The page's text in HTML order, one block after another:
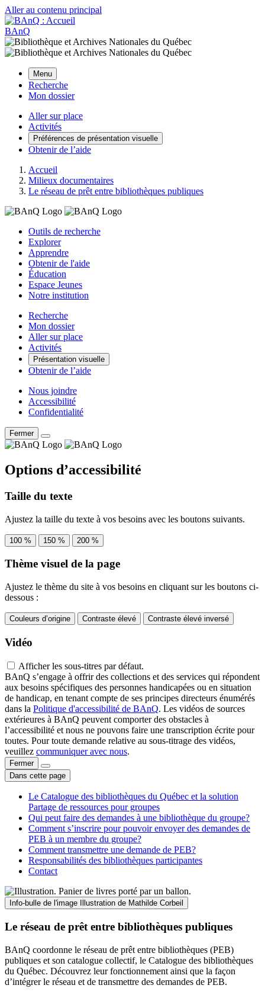
Aller au contenu principal
BAnQ
Menu
Recherche
Mon dossier
Aller sur place
Activités
Préférences de présentation visuelle
Obtenir de l’aide
Accueil
Milieux documentaires
Le réseau de prêt entre bibliothèques publiques
Outils de recherche
Explorer
Apprendre
Obtenir de l'aide
Éducation
Espace Jeunes
Notre institution
Recherche
Mon dossier
Aller sur place
Activités
Présentation visuelle
Obtenir de l’aide
Nous joindre
Accessibilité
Confidentialité
Fermer
Options d’accessibilité
Taille du texte
Ajustez la taille du texte à vos besoins avec les boutons suivants.
100 % 150 % 200 %
Thème visuel de la page
Ajustez le thème du site à vos besoins en cliquant sur les boutons ci-
dessous :
Couleurs d’origine Contraste élevé Contraste élevé inversé
Vidéo
Afficher les sous-titres par défaut.
BAnQ s’engage à offrir des collections et des services qui répondent
aux besoins spécifiques des personnes handicapées ou en situation
de handicap, en tenant compte de ses principes directeurs énumérés
dans la Politique d'accessibilité de BAnQ. Les vidéos de sources
extérieures à BAnQ peuvent comporter des obstacles à
l’accessibilité et nous ne pouvons faire une transcription écrite pour
toutes. Pour toute demande relative au sous-titrage des vidéos,
veuillez communiquer avec nous.
Fermer
Dans cette page
Le Catalogue des bibliothèques du Québec et la solution
Partage de ressources pour groupes
Qui peut faire des demandes à une bibliothèque du groupe?
Comment s’inscrire pour pouvoir envoyer des demandes de
PEB à un membre du groupe?
Comment transmettre une demande de PEB?
Responsabilités des bibliothèques participantes
Contact
Info-bulle de l'image Illustration de Mathilde Corbeil
Le réseau de prêt entre bibliothèques publiques
BAnQ coordonne le réseau de prêt entre bibliothèques (PEB)
publiques et son catalogue collectif, le Catalogue des bibliothèques
du Québec. Découvrez leur fonctionnement ainsi que la façon
d’intégrer le réseau et de transmettre des demandes de PEB.